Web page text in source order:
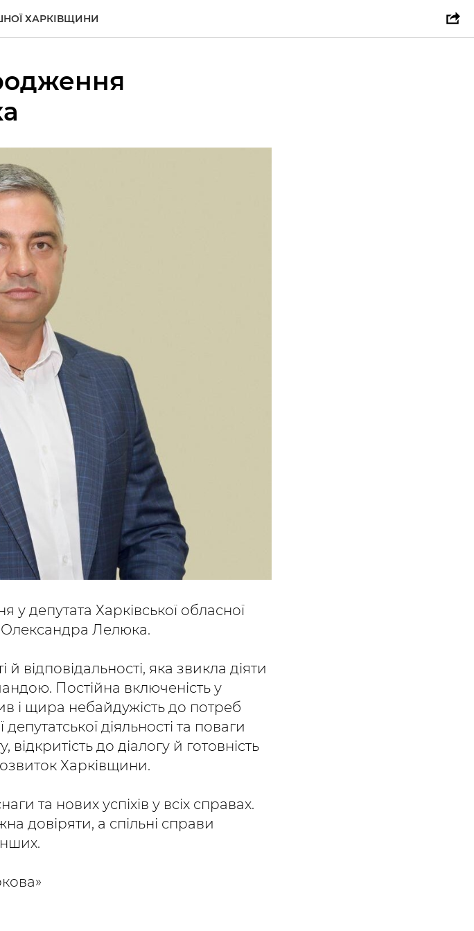
ХАРКІВЩИНИ
у депутата Харківської обласної
Олександра Лелюка.
відповідальності, яка звикла діяти
Постійна включеність у
і щира небайдужість до потреб
діяльності та поваги
до діалогу й готовність
Харківщини.
та нових успіхів у всіх справах.
довіряти, а спільні справи